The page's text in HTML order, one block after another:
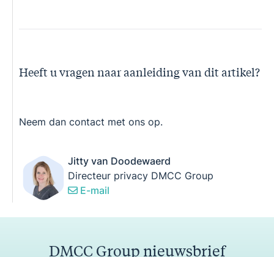
Heeft u vragen naar aanleiding van dit artikel?
Neem dan contact met ons op.
Jitty van Doodewaerd
Directeur privacy DMCC Group
E-mail
DMCC Group nieuwsbrief